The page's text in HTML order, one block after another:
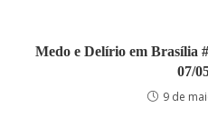
Medo e Delírio em Brasília
07/
9 de